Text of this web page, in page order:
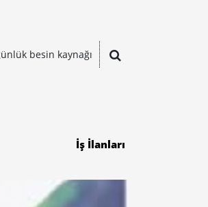
besin kaynağı
İş İlanları